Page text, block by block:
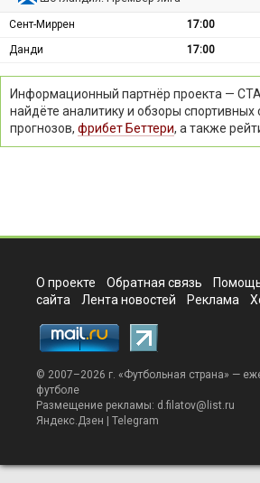
Сент-Миррен 17:00
Данди
17:00
Информационный партнёр проекта —
найдёте аналитику и обзоры спортивных
прогнозов, фрибет Беттери, а также
О проекте Обратная связь
сайта
Лента новостей Реклама
© 2007–2026 г. «Футбольная страна» —
футболе
Размещение рекламы: d.filatov@list.ru
Яндекс.Дзен
Telegram